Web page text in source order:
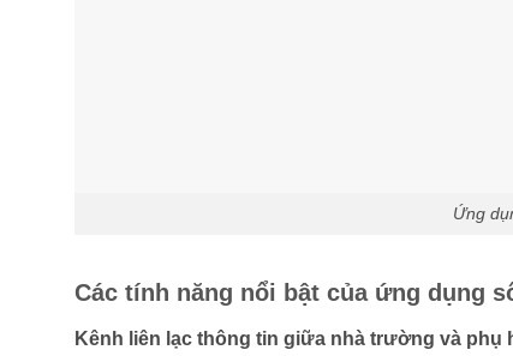
Ứng
Các tính năng nổi bật của ứng dụng
Kênh liên lạc thông tin giữa nhà trường và phụ